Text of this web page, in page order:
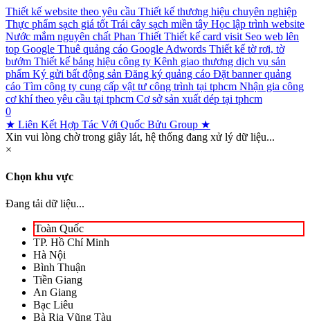
Thiết kế website theo yêu cầu Thiết kế thương hiệu chuyên nghiệp
Thực phẩm sạch giá tốt Trái cây sạch miền tây Học lập trình website
Nước mắm nguyên chất Phan Thiết Thiết kế card visit Seo web lên
top Google Thuê quảng cáo Google Adwords Thiết kế tờ rơi, tờ
bướm Thiết kế bảng hiệu công ty Kênh giao thương dịch vụ sản
phẩm Ký gửi bất động sản Đăng ký quảng cáo Đặt banner quảng
cáo Tìm công ty cung cấp vật tư công trình tại tphcm Nhận gia công
cơ khí theo yêu cầu tại tphcm Cơ sở sản xuất dép tại tphcm
0
★ Liên Kết Hợp Tác Với Quốc Bửu Group ★
Xin vui lòng chờ trong giây lát, hệ thống đang xử lý dữ liệu...
×
Chọn khu vực
Đang tải dữ liệu...
Toàn Quốc
TP. Hồ Chí Minh
Hà Nội
Bình Thuận
Tiền Giang
An Giang
Bạc Liêu
Bà Rịa Vũng Tàu